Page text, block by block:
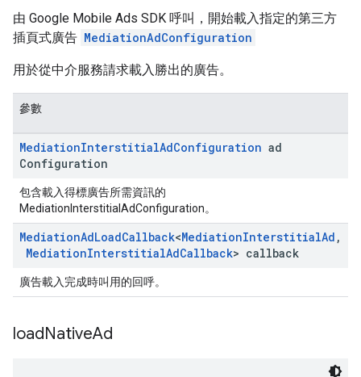
由 Google Mobile Ads SDK 呼叫，開始載入指定的第三方
插頁式廣告 MediationAdConfiguration
用於從中介服務請求載入勝出的廣告。
參數
MediationInterstitialAdConfiguration ad
Configuration
包含載入得標廣告所需資訊的
MediationInterstitialAdConfiguration。
MediationAdLoadCallback<MediationInterstitialAd ,
MediationInterstitialAdCallback> callback
廣告載入完成時叫用的回呼。
loadNativeAd